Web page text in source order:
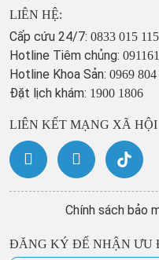
LIÊN HỆ:
Cấp cứu 24/7: 0833 015 115
Hotline Tiêm chủng:
Hotline Khoa Sản: 0969
Đặt lịch khám: 1900 1806
LIÊN KẾT MẠNG XÃ HỘI
Chính sách bảo
ĐĂNG KÝ ĐỂ NHẬN ƯU